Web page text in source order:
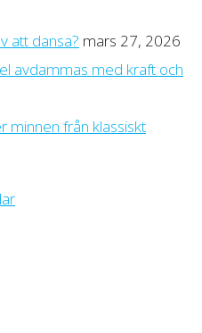
att dansa? mars 27, 2026
avdammas med kraft och
minnen från klassiskt